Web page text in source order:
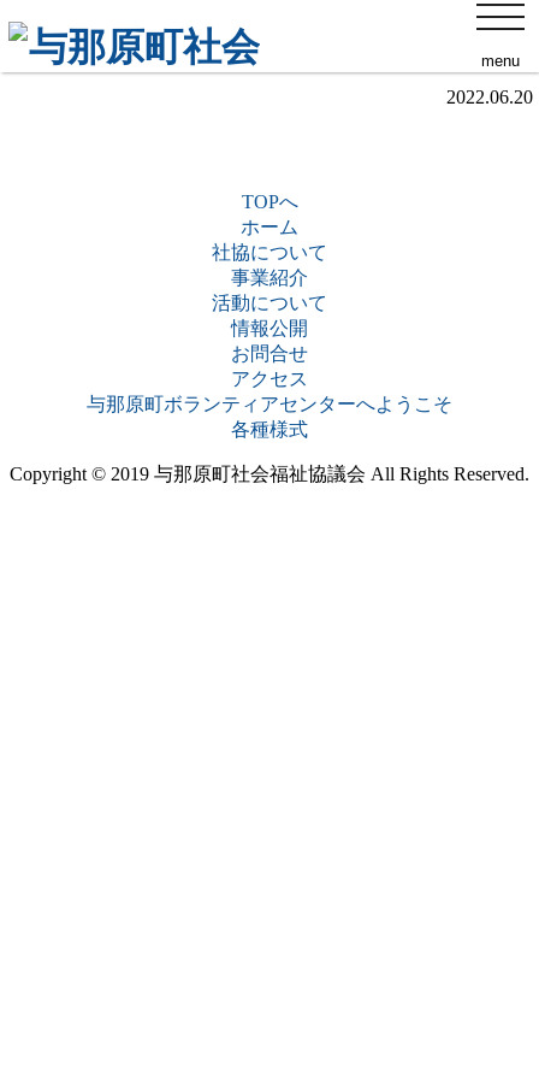
menu
民生委員・児童委員を募集しています！
2022.06.20
TOPへ
ホーム
社協について
事業紹介
活動について
情報公開
お問合せ
アクセス
与那原町ボランティアセンターへようこそ
各種様式
Copyright © 2019 与那原町社会福祉協議会 All Rights Reserved.